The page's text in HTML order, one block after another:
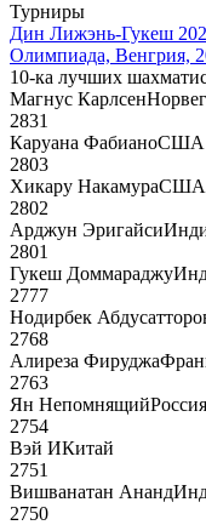
Турниры
Дин Лижэнь-Гукеш
Олимпиада, Венгрия,
10-ка лучших
Магнус Карлсен
2831
Каруана ФабианоСША
2803
Хикару НакамураСША
2802
Арджун Эригайси
2801
Гукеш Доммараджу
2777
Нодирбек
2768
Алиреза Фируджа
2763
Ян НепомнящийРоссия
2754
Вэй ИКитай
2751
Вишванатан Ананд
2750